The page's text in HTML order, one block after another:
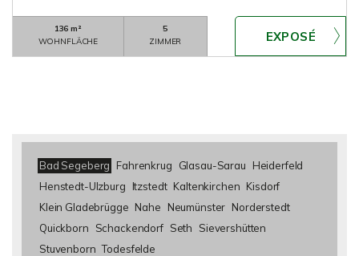
136 m²
WOHNFLÄCHE
5
ZIMMER
Bad Segeberg Fahrenkrug Glasau-Sarau
Heiderfeld
Henstedt-Ulzburg
Itzstedt Kaltenkirchen Kisdorf
Klein Gladebrügge Nahe Neumünster Norderstedt
Quickborn
Schackendorf Seth
Sievershütten
Stuvenborn Todesfelde